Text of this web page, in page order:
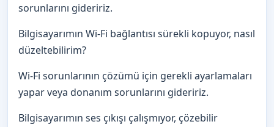
sorunlarını gideririz.
Bilgisayarımın Wi-Fi bağlantısı sürekli kopuyor, nasıl
düzeltebilirim?
Wi-Fi sorunlarının çözümü için gerekli ayarlamaları
yapar veya donanım sorunlarını gideririz.
Bilgisayarımın ses çıkışı çalışmıyor, çözebilir